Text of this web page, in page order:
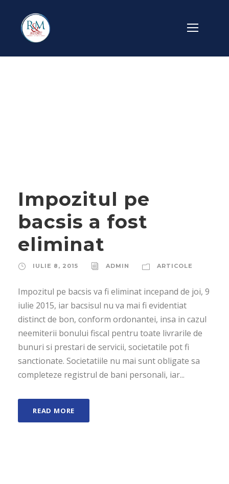
Impozitul pe
bacsis a fost
eliminat
IULIE 8, 2015 ADMIN ARTICOLE
Impozitul pe bacsis va fi eliminat incepand de joi, 9
iulie 2015, iar bacsisul nu va mai fi evidentiat
distinct de bon, conform ordonantei, insa in cazul
neemiterii bonului fiscal pentru toate livrarile de
bunuri si prestari de servicii, societatile pot fi
sanctionate. Societatiile nu mai sunt obligate sa
completeze registrul de bani personali, iar...
READ MORE